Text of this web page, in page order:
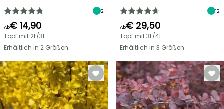
2
Ab€ 14,90
Topf mit 2L/3L
Erhältlich in 2 Größen
12
Ab€ 29,50
Topf mit 3L/4L
Erhältlich in 3 Größen